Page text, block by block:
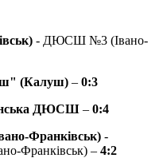
- ДЮСШ №3 (Івано-
(Калуш) – 0:3
ДЮСШ – 0:4
Франківськ) -
Франківськ) – 4:2